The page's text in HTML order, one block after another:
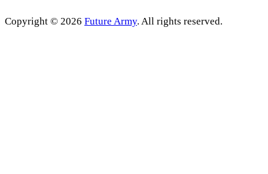
Copyright © 2026 Future Army. All rights reserved.